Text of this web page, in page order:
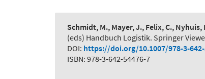
Schmidt, M., Mayer, J., Felix, C., Nyhuis,
(eds) Handbuch Logistik. Springer
DOI: https://doi.org/10.1007/978-3-642-
ISBN: 978-3-642-54476-7